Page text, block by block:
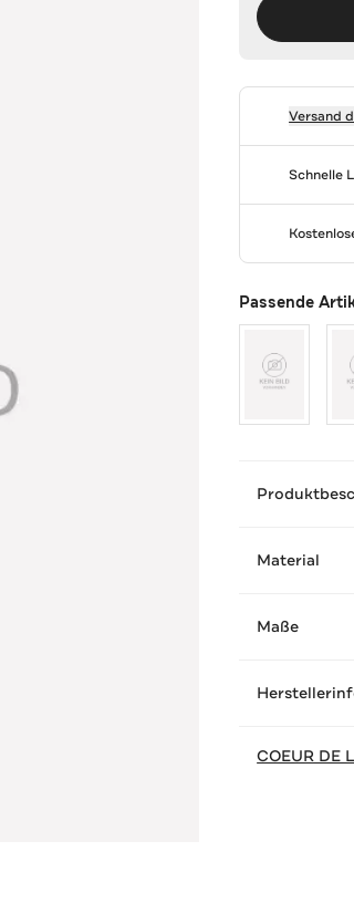
Versand
Schnelle
Passende
Material
Maße
COEUR DE